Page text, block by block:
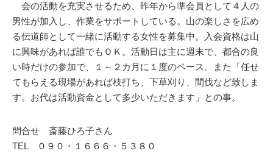
会の活動を充実させるため、昨年から準会員として４人の
男性が加入し、作業をサポートしている。山の楽しさを広め
る伝道師として一緒に活動する女性を募集中。入会資格は山
に興味があれば誰でもＯＫ。活動日は主に週末で、都合の良
い時だけの参加で、１～２カ月に１度のペース。また「任せ
てもらえる現場があれば枝打ち、下草刈り、間伐など致しま
す。お代は活動資金として多少いただきます」との事。
問合せ 斎藤ひろ子さん
TEL ０９０・１６６６・５３８０